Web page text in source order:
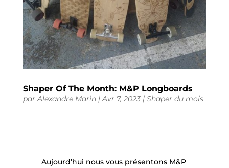
Shaper Of The Month: M&P Longboards
parAlexandre Marin|Avr 7, 2023| Shaper du mois
Aujourd’hui nous vous présentons M&P